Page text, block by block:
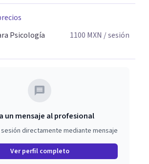
Psicología
1100 MXN / sesión
un mensaje al profesional
sesión directamente mediante mensaje
Ver perfil completo